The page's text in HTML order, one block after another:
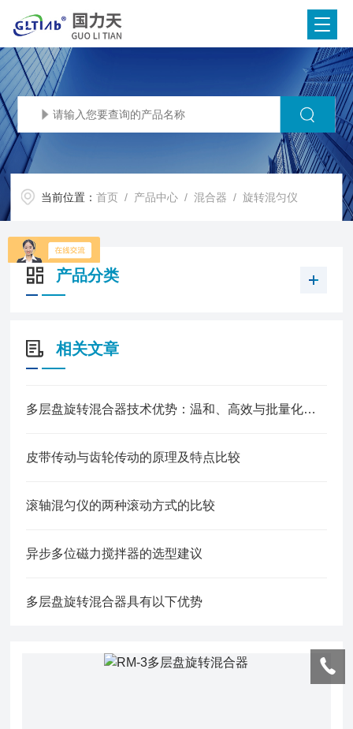
当前位置：首页 / 产品中心 /混合器 /旋转混匀仪
产品分类
相关文章
多层盘旋转混合器技术优势：温和、高效与批量化的合理平衡
皮带传动与齿轮传动的原理及特点比较
滚轴混匀仪的两种滚动方式的比较
异步多位磁力搅拌器的选型建议
多层盘旋转混合器具有以下优势